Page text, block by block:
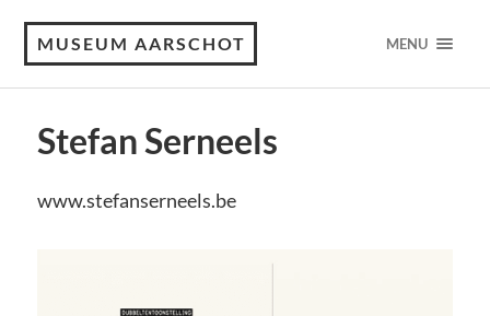
MUSEUM AARSCHOT MENU
Stefan Serneels
www.stefanserneels.be